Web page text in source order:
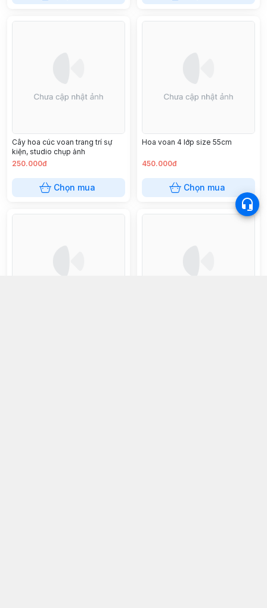
Cây hoa cúc voan trang trí sự
kiện, studio chụp ảnh
250.000đ
Chọn mua
Hoa voan 4 lớp size 55cm
450.000đ
Chọn mua